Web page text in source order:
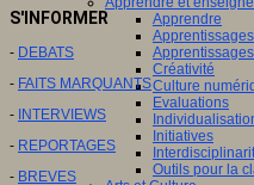
Apprendre
Apprentissages
Créativité
Culture
Evaluations
Initiatives
Outils pour la
S'INFORMER
- DEBATS
- FAITS MARQUANTS
- INTERVIEWS
- REPORTAGES
- BREVES